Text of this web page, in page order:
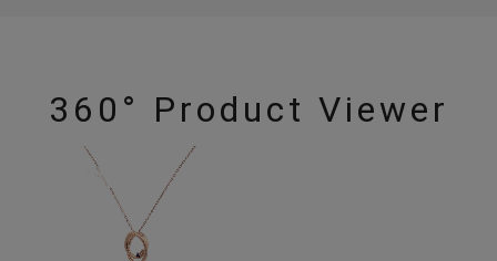
360° Product Viewer